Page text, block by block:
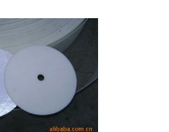
盖板 整箱(50个)